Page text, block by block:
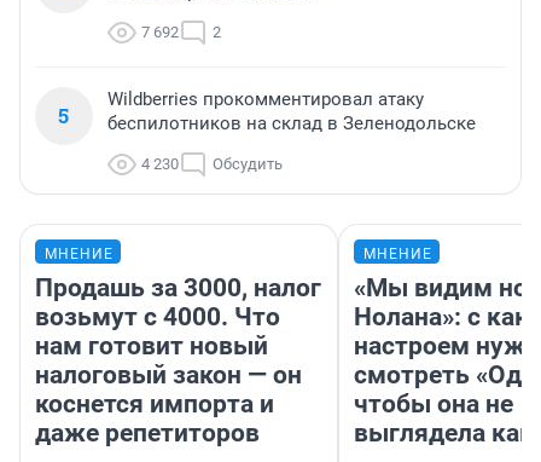
7 692 2
5
Wildberries прокомментировал атаку
беспилотников на склад в Зеленодольске
4 230 Обсудить
МНЕНИЕ
Продашь за 3000, налог
возьмут с 4000. Что
нам готовит новый
налоговый закон — он
коснется импорта и
даже репетиторов
МНЕНИЕ
«Мы видим
Нолана»: с
настроем
смотреть
чтобы она не
выглядела как